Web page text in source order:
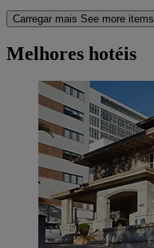
Carregar mais See more items
Melhores hotéis